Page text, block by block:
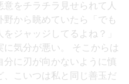
をチラチラ見せられて人
野から眺めていたら「でも
ジャッジしてるよね？」
に気分が悪い。 そこからは
に刃が向かないように慎
、こいつは私と同じ善玉だ